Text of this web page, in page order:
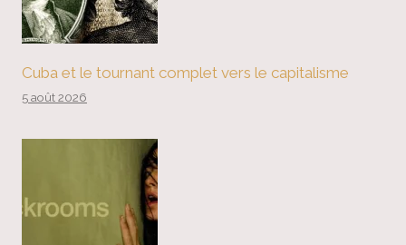
Cuba et le tournant complet vers le capitalisme
5 août 2026